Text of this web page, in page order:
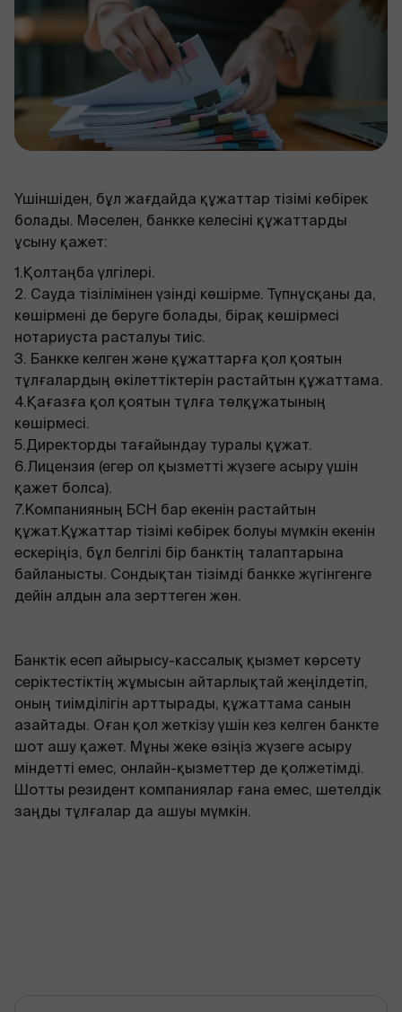
Үшіншіден, бұл жағдайда құжаттар тізімі көбірек
болады. Мәселен, банкке келесіні құжаттарды
ұсыну қажет:
1.Қолтаңба үлгілері.
2. Сауда тізілімінен үзінді көшірме. Түпнұсқаны да,
көшірмені де беруге болады, бірақ көшірмесі
нотариуста расталуы тиіс.
3. Банкке келген және құжаттарға қол қоятын
тұлғалардың өкілеттіктерін растайтын құжаттама.
4.Қағазға қол қоятын тұлға төлқұжатының
көшірмесі.
5.Директорды тағайындау туралы құжат.
6.Лицензия (егер ол қызметті жүзеге асыру үшін
қажет болса).
7.Компанияның БСН бар екенін растайтын
құжат.Құжаттар тізімі көбірек болуы мүмкін екенін
ескеріңіз, бұл белгілі бір банктің талаптарына
байланысты. Сондықтан тізімді банкке жүгінгенге
дейін алдын ала зерттеген жөн.
Банктік есеп айырысу-кассалық қызмет көрсету
серіктестіктің жұмысын айтарлықтай жеңілдетіп,
оның тиімділігін арттырады, құжаттама санын
азайтады. Оған қол жеткізу үшін кез келген банкте
шот ашу қажет. Мұны жеке өзіңіз жүзеге асыру
міндетті емес, онлайн-қызметтер де қолжетімді.
Шотты резидент компаниялар ғана емес, шетелдік
заңды тұлғалар да ашуы мүмкін.